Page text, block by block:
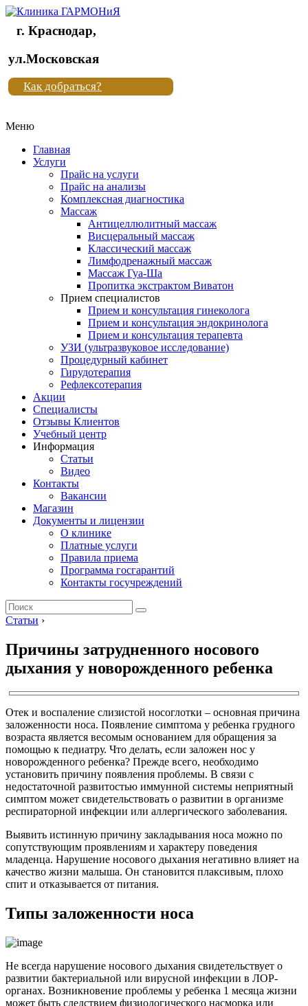
Клиника
"Новая
жизнь"
Клиника
жизнь"
г. Краснодар,
ул.Московская
Как добраться?
Меню
Главная
Услуги
Прайс на услуги
Прайс на анализы
Комплексная диагностика
Массаж
Антицеллюлитный массаж
Висцеральный массаж
Классический массаж
Лимфодренажный массаж
Массаж Гуа-Ша
Пропитка экстрактом Виватон
Прием специалистов
Прием и консультация гинеколога
Прием и консультация эндокринолога
Прием и консультация терапевта
УЗИ (ультразвуковое исследование)
Процедурный кабинет
Гирудотерапия
Рефлексотерапия
Акции
Специалисты
Отзывы Клиентов
Учебный центр
Информация
Статьи
Видео
Контакты
Вакансии
Магазин
Документы и лицензии
О клинике
Платные услуги
Правила приема
Программа госгарантий
Контакты госучреждений
Статьи ›
Причины затрудненного носового
дыхания у новорожденного ребенка
Отек и воспаление слизистой носоглотки – основная причина
заложенности носа. Появление симптома у ребенка грудного
возраста является весомым основанием для обращения за
помощью к педиатру. Что делать, если заложен нос у
новорожденного ребенка? Прежде всего, необходимо
установить причину появления проблемы. В связи с
недостаточной развитостью иммунной системы неприятный
симптом может свидетельствовать о развитии в организме
респираторной инфекции или аллергического заболевания.
Выявить истинную причину закладывания носа можно по
сопутствующим проявлениям и характеру поведения
младенца. Нарушение носового дыхания негативно влияет на
качество жизни малыша. Он становится плаксивым, плохо
спит и отказывается от питания.
Типы заложенности носа
Не всегда нарушение носового дыхания свидетельствует о
развитии бактериальной или вирусной инфекции в ЛОР-
органах. Возникновение проблемы у ребенка 1 месяца жизни
может быть следствием физиологического насморка или